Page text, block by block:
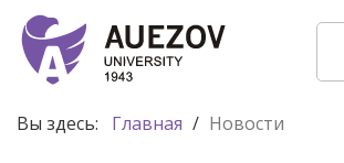
Вы здесь: Главная / Новости